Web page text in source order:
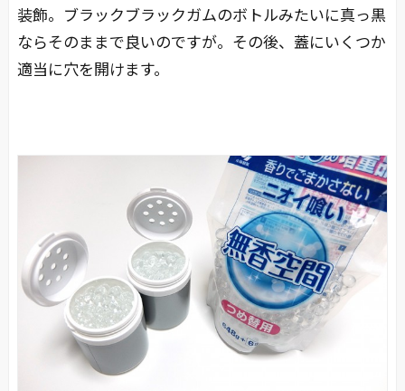
装飾。ブラックブラックガムのボトルみたいに真っ黒
ならそのままで良いのですが。その後、蓋にいくつか
適当に穴を開けます。